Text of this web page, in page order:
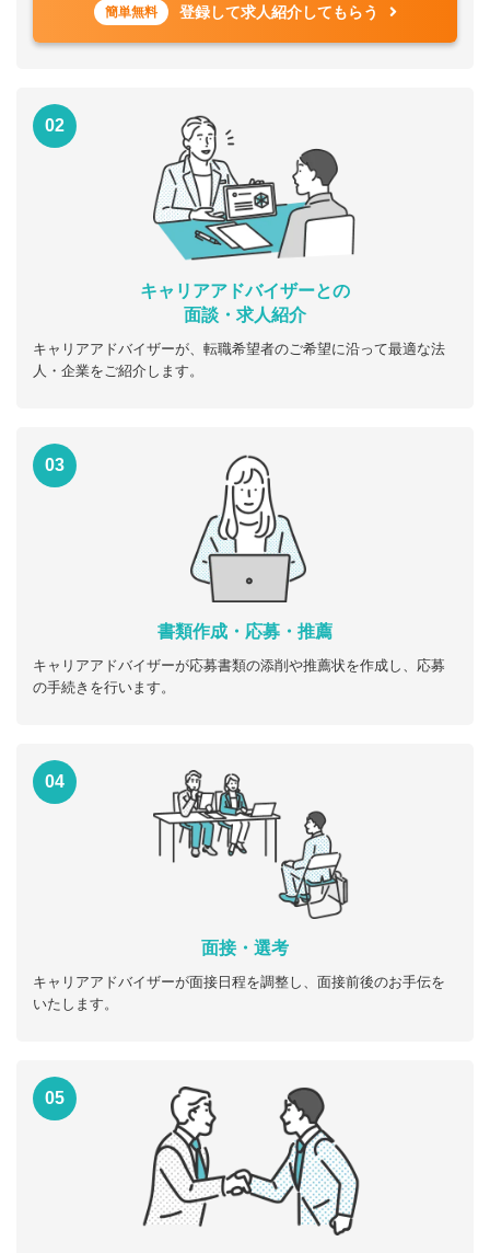
簡単無料 登録して求人紹介してもらう
02
キャリアアドバイザーとの
面談・求人紹介
キャリアアドバイザーが、転職希望者のご希望に沿って最適な法
人・企業をご紹介します。
03
書類作成・応募・推薦
キャリアアドバイザーが応募書類の添削や推薦状を作成し、応募
の手続きを行います。
04
面接・選考
キャリアアドバイザーが面接日程を調整し、面接前後のお手伝を
いたします。
05